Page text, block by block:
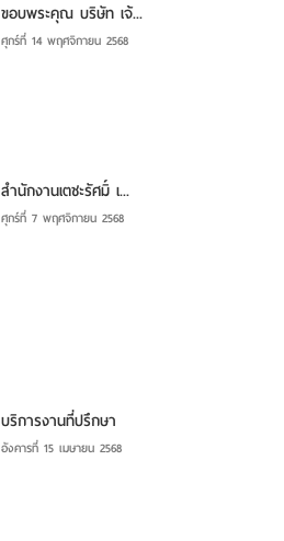
ขอบพระคุณ บริษัท เจ้...
ศุกร์ที่ 14 พฤศจิกายน 2568
สำนักงานเตชะรัศมิ์ เ...
ศุกร์ที่ 7 พฤศจิกายน 2568
บริการงานที่ปรึกษา
อังคารที่ 15 เมษายน 2568